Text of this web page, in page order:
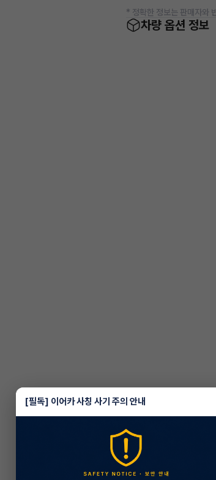
* 정확한 정보는 판매자와
차량 옵션 정보
[필독] 이어카 사칭 사기 주의 안내